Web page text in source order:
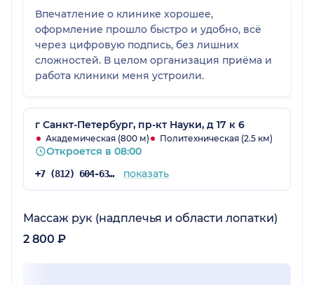
Впечатление о клинике хорошее,
оформление прошло быстро и удобно, всё
через цифровую подпись, без лишних
сложностей. В целом организация приёма и
работа клиники меня устроили.
г Санкт-Петербург, пр-кт Науки, д 17 к 6
Академическая (800 м) Политехническая (2.5 км)
Откроется в 08:00
+7 (812) 604-63-46 показать
Массаж рук (надплечья и области лопатки)
2 800 ₽